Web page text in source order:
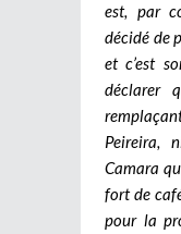
est, par
décidé de
et c’est
déclarer
Peireira,
Camara
fort de
pour la